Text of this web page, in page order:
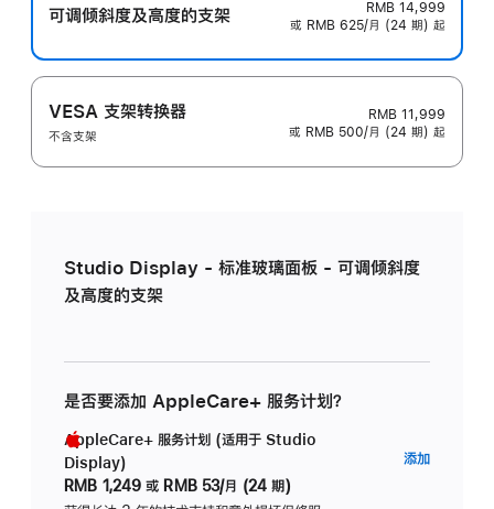
可调倾斜度及高‍度的支‍架
RMB 14,999
或 RMB 625/月 (24 期) 起
VESA 支架转换器
不含支架
RMB 11,999
或 RMB 500/月 (24 期) 起
Studio Display - 标准玻璃面板 - 可调倾斜度
及高度的支架
是否要添加 AppleCare+ 服务计划？
AppleCare+ 服务计划 (适用于 Studio
Display)
RMB 1,249 或 RMB 53/月 (24 期)
添加